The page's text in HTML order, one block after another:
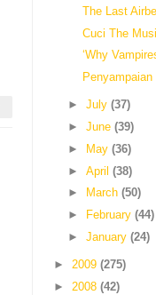
The Last
Cuci The
‘Why
► July (37)
► June (39)
►
May (36)
► April (38)
►
March (50)
►
February (44)
► January (24)
►2009(275)
► 2008(42)